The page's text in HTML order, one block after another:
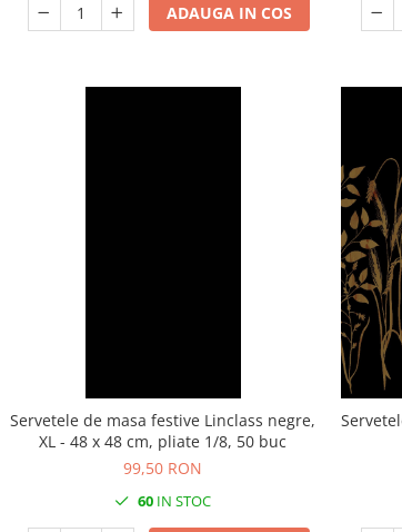
ADAUGA IN COS
Servetele de masa festive Linclass negre,
XL - 48 x 48 cm, pliate 1/8, 50 buc
99,50 RON
60 IN STOC